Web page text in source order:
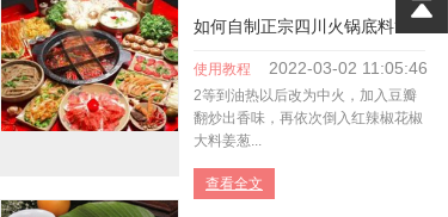
如何自制正宗四川火锅底料?
使用教程 2022-03-02 11:05:46
2等到油热以后改为中火，加入豆瓣
翻炒出香味，再依次倒入红辣椒花椒
大料姜葱...
查看全文